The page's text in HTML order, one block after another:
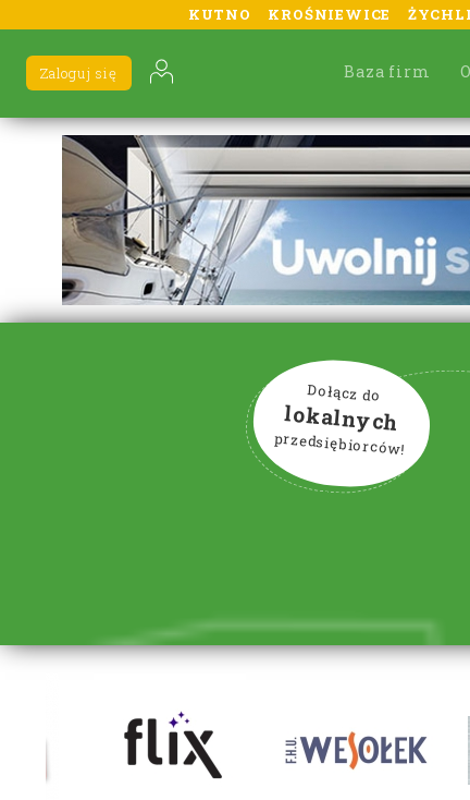
KUTNO KROŚNIEWICE
Baza firm
Zaloguj się
Dołącz do
lokalnych
przedsiębiorców!
lorem ipsum